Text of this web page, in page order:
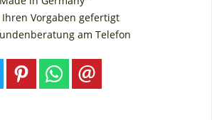
Vorgaben gefertigt
am Telefon